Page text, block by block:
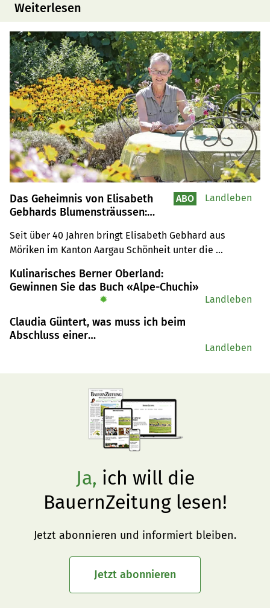
Weiterlesen
Das Geheimnis von Elisabeth
Gebhards Blumensträussen:
Rest ist Freude»
Seit über 40 Jahren bringt Elisabeth Gebhard aus
Möriken im Kanton Aargau Schönheit unter die
von Blumensträussen. Auch heute noch fährt die 69-
Jährige zusammen mit ihrem Ehemann auf den
ABO Landleben
Kulinarisches Berner Oberland:
Gewinnen Sie das Buch «Alpe-Chuchi»
✹ Landleben
Claudia Güntert, was muss ich beim
Abschluss einer
Landleben
Ja, ich will die
BauernZeitung lesen!
Jetzt abonnieren und informiert bleiben.
Jetzt abonnieren